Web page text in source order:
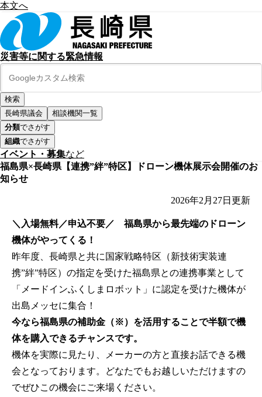
本文へ
災害等に関する緊急情報
長崎県議会
相談機関一覧
分類でさがす
組織でさがす
イベント・募集など
福島県×長崎県【連携”絆”特区】ドローン機体展示会開催のお
知らせ
2026年2月27日 更新
＼入場無料／申込不要／ 福島県から最先端のドローン
機体がやってくる！
昨年度、長崎県と共に国家戦略特区（新技術実装連
携”絆”特区）の指定を受けた福島県との連携事業として
「メードインふくしまロボット」に認定を受けた機体が
出島メッセに集合！
今なら福島県の補助金（※）を活用することで半額で機
体を購入できるチャンスです。
機体を実際に見たり、メーカーの方と直接お話できる機
会となっております。どなたでもお越しいただけますの
でぜひこの機会にご来場ください。